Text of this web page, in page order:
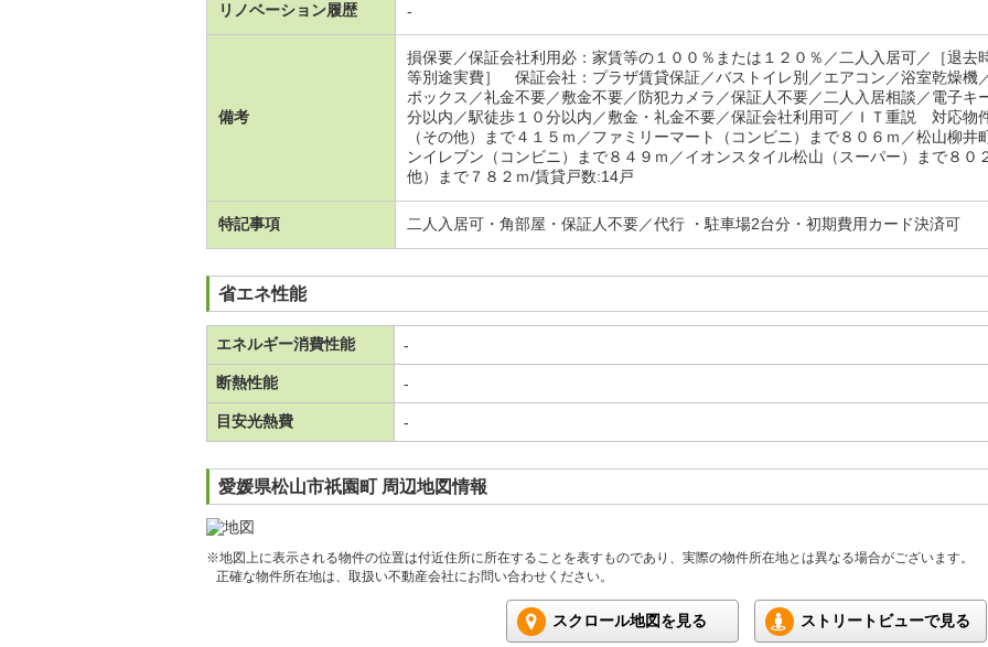
リノベーション履歴 -
備考
損保要／保証会社利用必：家賃等の１００％または１２０％／二人入居可／［退
等別途実費］ 保証会社：プラザ賃貸保証／バストイレ別／エアコン／浴室乾燥機
ボックス／礼金不要／敷金不要／防犯カメラ／保証人不要／二人入居相談／電子キ
分以内／駅徒歩１０分以内／敷金・礼金不要／保証会社利用可／ＩＴ重説 対応物
（その他）まで４１５ｍ／ファミリーマート（コンビニ）まで８０６ｍ／松山柳
ンイレブン（コンビニ）まで８４９ｍ／イオンスタイル松山（スーパー）まで８
他）まで７８２ｍ/賃貸戸数:14戸
特記事項 二人入居可・角部屋・保証人不要／代行 ・駐車場2台分・初期費用カード決済可
省エネ性能
エネルギー消費性能 -
断熱性能 -
目安光熱費 -
愛媛県松山市祇園町 周辺地図情報
※地図上に表示される物件の位置は付近住所に所在することを表すものであり、実際の物件所在地とは異なる場合がございます。
正確な物件所在地は、取扱い不動産会社にお問い合わせください。
スクロール地図を見る ストリートビューで見る